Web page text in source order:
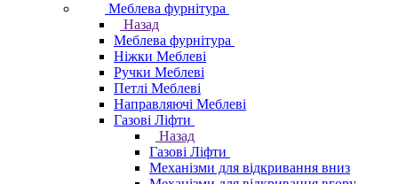
Меблева фурнітура
Назад
Меблева фурнітура
Ніжки Меблеві
Ручки Меблеві
Петлі Меблеві
Направляючі Меблеві
Газові Ліфти
Назад
Газові Ліфти
Механізми для відкривання вниз